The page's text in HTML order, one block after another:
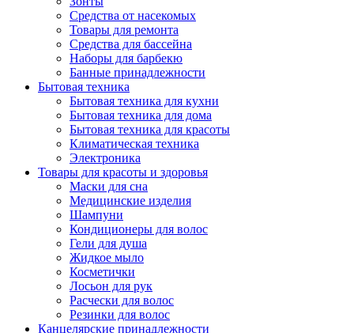
Средства от насекомых
Товары для ремонта
Средства для бассейна
Наборы для барбекю
Банные принадлежности
Бытовая техника
Бытовая техника для кухни
Бытовая техника для дома
Бытовая техника для красоты
Климатическая техника
Электроника
Товары для красоты и здоровья
Маски для сна
Медицинские изделия
Шампуни
Кондиционеры для волос
Гели для душа
Жидкое мыло
Косметички
Лосьон для рук
Расчески для волос
Резинки для волос
Канцелярские принадлежности